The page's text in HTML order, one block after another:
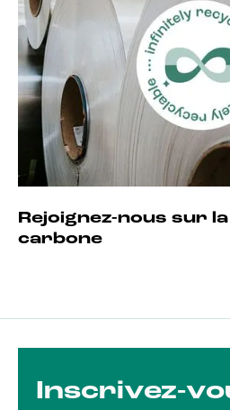
Rejoignez-nous sur
carbone
Entrevue
Inscrivez-